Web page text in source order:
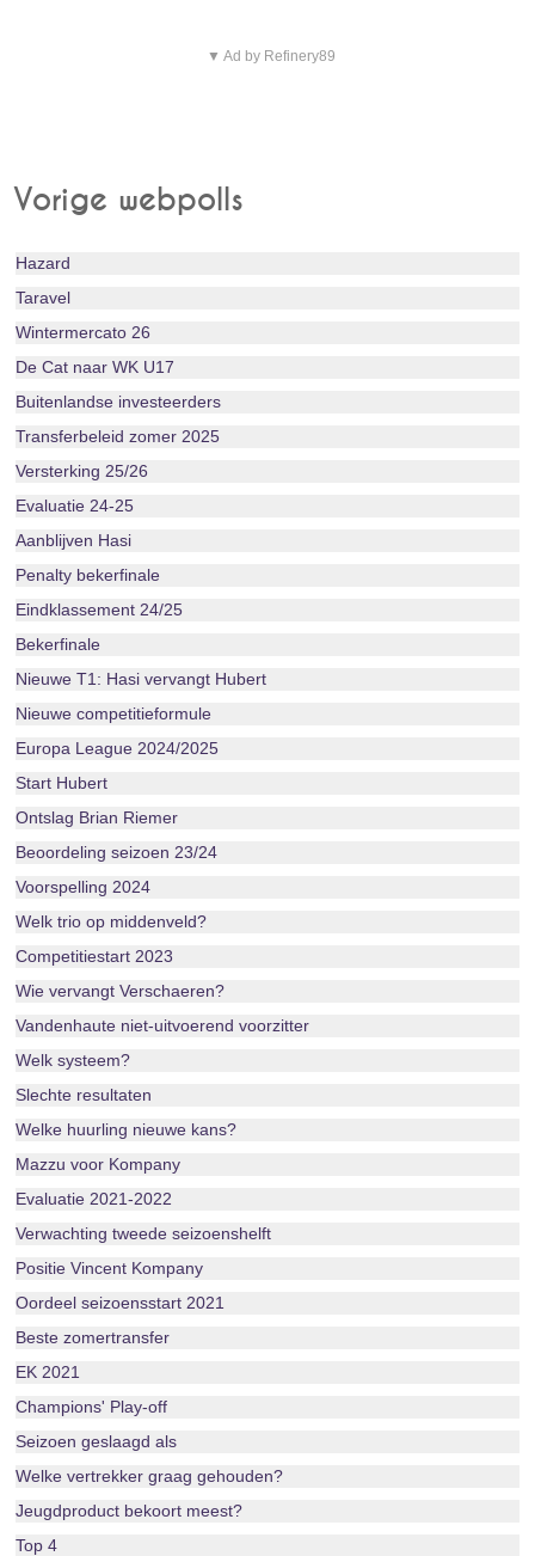
▼ Ad by Refinery89
Vorige webpolls
Hazard
Taravel
Wintermercato 26
De Cat naar WK U17
Buitenlandse investeerders
Transferbeleid zomer 2025
Versterking 25/26
Evaluatie 24-25
Aanblijven Hasi
Penalty bekerfinale
Eindklassement 24/25
Bekerfinale
Nieuwe T1: Hasi vervangt Hubert
Nieuwe competitieformule
Europa League 2024/2025
Start Hubert
Ontslag Brian Riemer
Beoordeling seizoen 23/24
Voorspelling 2024
Welk trio op middenveld?
Competitiestart 2023
Wie vervangt Verschaeren?
Vandenhaute niet-uitvoerend voorzitter
Welk systeem?
Slechte resultaten
Welke huurling nieuwe kans?
Mazzu voor Kompany
Evaluatie 2021-2022
Verwachting tweede seizoenshelft
Positie Vincent Kompany
Oordeel seizoensstart 2021
Beste zomertransfer
EK 2021
Champions' Play-off
Seizoen geslaagd als
Welke vertrekker graag gehouden?
Jeugdproduct bekoort meest?
Top 4